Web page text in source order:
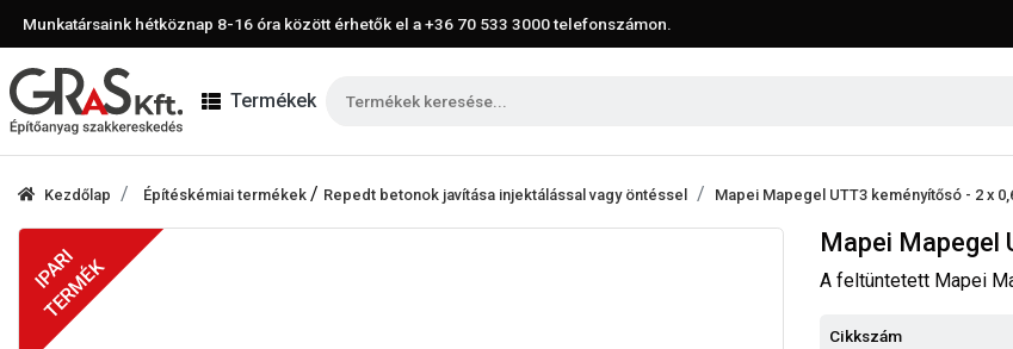
Munkatársaink hétköznap 8-16 óra között érhetők el a+36 70 533 3000telefonszámon.
Termékek
Kezdőlap Építéskémiai termékek / Repedt betonok javítása injektálással vagy öntéssel Mapei Mapegel UTT3 keményítősó - 2 x
IPARI
TERMÉK
Mapei Mapegel
A feltüntetett Mapei
Cikkszám